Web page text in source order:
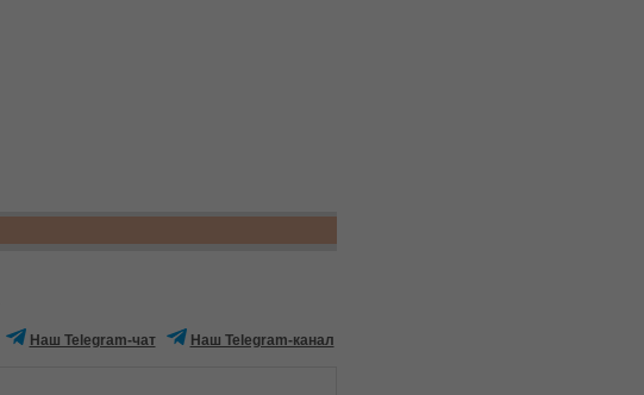
Наш Telegram-чат Наш Telegram-канал